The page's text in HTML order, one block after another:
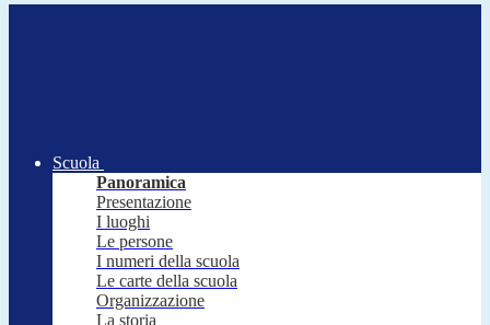
Scuola
Panoramica
Presentazione
I luoghi
Le persone
I numeri della scuola
Le carte della scuola
Organizzazione
La storia